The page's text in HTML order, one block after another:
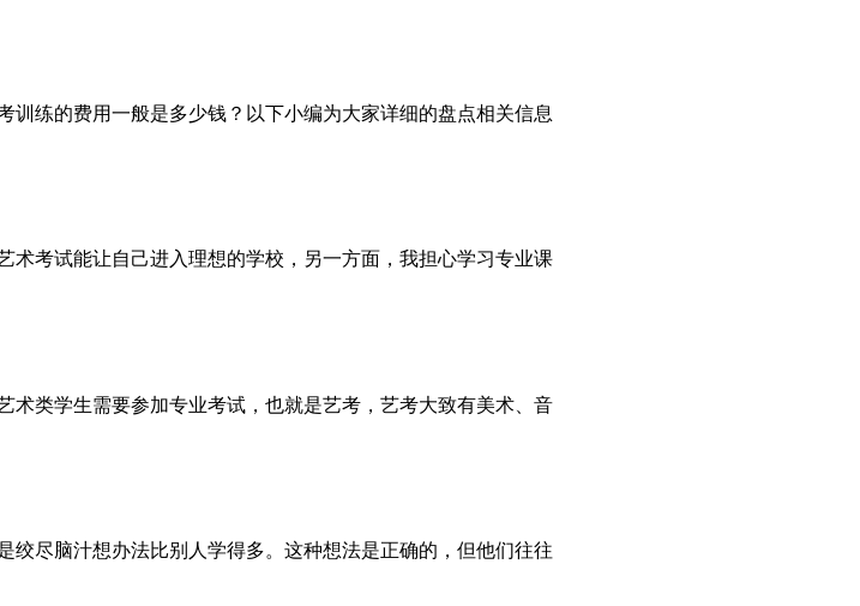
练的费用一般是多少钱？以下小编为大家详细的盘点相关信息
考试能让自己进入理想的学校，另一方面，我担心学习专业课
类学生需要参加专业考试，也就是艺考，艺考大致有美术、音
尽脑汁想办法比别人学得多。这种想法是正确的，但他们往往